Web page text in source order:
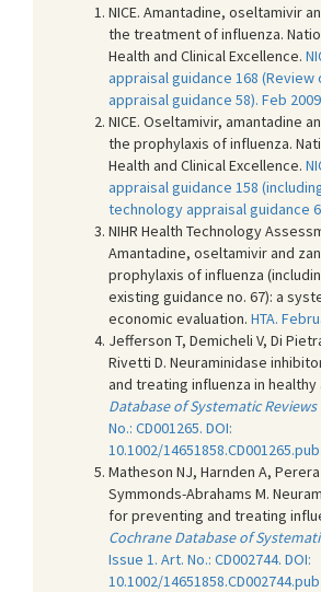
NICE. Amantadine, oseltamivir
the treatment of influenza.
Health and Clinical Excellence.
appraisal guidance 168 (Review
appraisal guidance 58). Feb 2009
NICE. Oseltamivir, amantadine
the prophylaxis of influenza.
Health and Clinical Excellence.
appraisal guidance 158
technology appraisal guidance
NIHR Health Technology
Amantadine, oseltamivir and
prophylaxis of influenza
existing guidance no. 67): a
economic evaluation. HTA.
Jefferson T, Demicheli V, Di
Rivetti D. Neuraminidase
and treating influenza in healthy
Database of Systematic Reviews
No.: CD001265. DOI:
10.1002/
Matheson NJ, Harnden A,
Symmonds-Abrahams M.
for preventing and treating
Cochrane Database of
Issue 1. Art. No.: CD002744. DOI:
10.1002/